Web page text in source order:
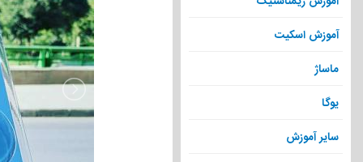
آموزش اسکیت
ماساژ
یوگا
سایر آموزش